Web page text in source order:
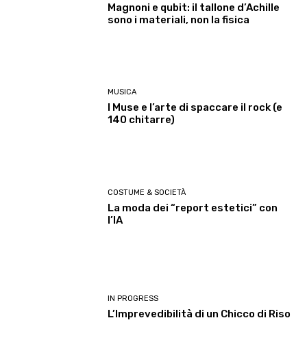
Magnoni e qubit: il tallone d’Achille
sono i materiali, non la fisica
MUSICA
I Muse e l’arte di spaccare il rock (e
140 chitarre)
COSTUME & SOCIETÀ
La moda dei “report estetici” con
l’IA
IN PROGRESS
L’Imprevedibilità di un Chicco di Riso